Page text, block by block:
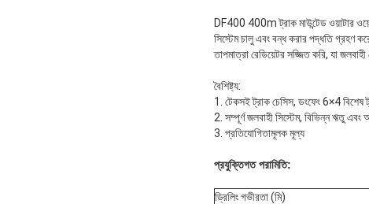
DF400 400m ট্রাক মাউন্টেড ওয়াটার
সিস্টেম চালু এবং বন্ধ করার পদ্ধতি গ্রহণ
তাপমাত্রা রেডিয়েটর সজ্জিত করি, যা
বৈশিষ্ট্য:
1. টেকসই ট্রাক চেসিস, ডংফেং 6×4 বিশেষ
2. সম্পূর্ণ জলবাহী সিস্টেম, বিভিন্ন ঋতু
3. প্রতিযোগিতামূলক মূল্য
প্রযুক্তিগত পরামিতি:
ড্রিলিং গভীরতা (মি)